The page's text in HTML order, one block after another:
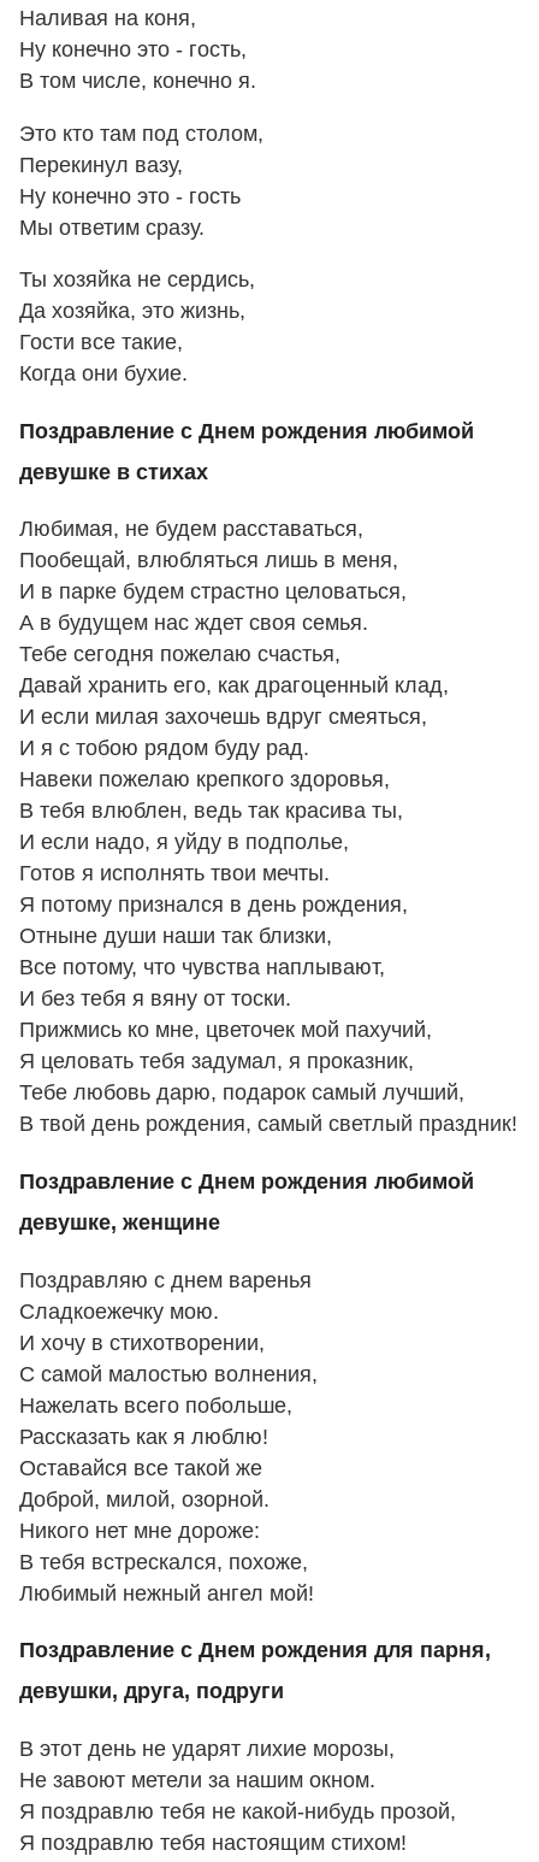
Наливая на коня,
Ну конечно это - гость,
В том числе, конечно я.
Это кто там под столом,
Перекинул вазу,
Ну конечно это - гость
Мы ответим сразу.
Ты хозяйка не сердись,
Да хозяйка, это жизнь,
Гости все такие,
Когда они бухие.
Поздравление с Днем рождения любимой
девушке в стихах
Любимая, не будем расставаться,
Пообещай, влюбляться лишь в меня,
И в парке будем страстно целоваться,
А в будущем нас ждет своя семья.
Тебе сегодня пожелаю счастья,
Давай хранить его, как драгоценный клад,
И если милая захочешь вдруг смеяться,
И я с тобою рядом буду рад.
Навеки пожелаю крепкого здоровья,
В тебя влюблен, ведь так красива ты,
И если надо, я уйду в подполье,
Готов я исполнять твои мечты.
Я потому признался в день рождения,
Отныне души наши так близки,
Все потому, что чувства наплывают,
И без тебя я вяну от тоски.
Прижмись ко мне, цветочек мой пахучий,
Я целовать тебя задумал, я проказник,
Тебе любовь дарю, подарок самый лучший,
В твой день рождения, самый светлый праздник!
Поздравление с Днем рождения любимой
девушке, женщине
Поздравляю с днем варенья
Сладкоежечку мою.
И хочу в стихотворении,
С самой малостью волнения,
Нажелать всего побольше,
Рассказать как я люблю!
Оставайся все такой же
Доброй, милой, озорной.
Никого нет мне дороже:
В тебя встрескался, похоже,
Любимый нежный ангел мой!
Поздравление с Днем рождения для парня,
девушки, друга, подруги
В этот день не ударят лихие морозы,
Не завоют метели за нашим окном.
Я поздравлю тебя не какой-нибудь прозой,
Я поздравлю тебя настоящим стихом!